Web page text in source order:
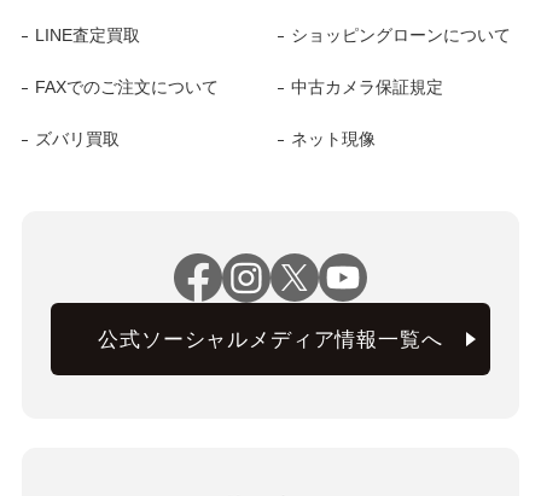
LINE査定買取 ショッピングローンについて
FAXでのご注文について 中古カメラ保証規定
ズバリ買取 ネット現像
公式ソーシャルメディア情報一覧へ